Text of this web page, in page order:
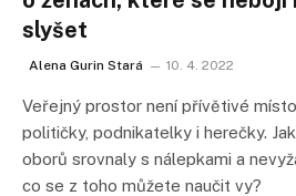
slyšet
Alena Gurin Stará 10. 4. 2022
Veřejný prostor není přívětivé
političky, podnikatelky i herečky.
oborů srovnaly s nálepkami a
co se z toho můžete naučit vy?